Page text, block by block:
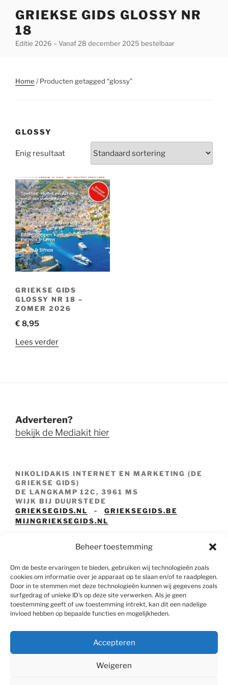
Beheer toestemming
Om de beste ervaringen te bieden, gebruiken wij technologieën zoals
cookies om informatie over je apparaat op te slaan en/of te raadplegen.
Door in te stemmen met deze technologieën kunnen wij gegevens zoals
surfgedrag of unieke ID's op deze site verwerken. Als je geen
toestemming geeft of uw toestemming intrekt, kan dit een nadelige
invloed hebben op bepaalde functies en mogelijkheden.
Accepteren
Weigeren
inhoud
GRIEKSE GIDS GLOSSY NR
18
Editie 2026 – Vanaf 28 december 2025 bestelbaar
Home / Producten getagged “glossy”
GLOSSY
Enig resultaat
GRIEKSE GIDS
GLOSSY NR 18 –
ZOMER 2026
€ 8,95
Lees verder
Adverteren?
bekijk de Mediakit hier
NIKOLIDAKIS INTERNET EN MARKETING (DE
GRIEKSE GIDS)
DE LANGKAMP 12C, 3961 MS
WIJK BIJ DUURSTEDE
GRIEKSEGIDS.NL
-GRIEKSEGIDS.BE
MIJNGRIEKSEGIDS.NL
TOMAGAZAKI.NL
GRIEKSE GIDS REIZEN
GRIEKSEGIDSREIZEN.NL
Contact
E-mail : info@mijngrieksegids.nl